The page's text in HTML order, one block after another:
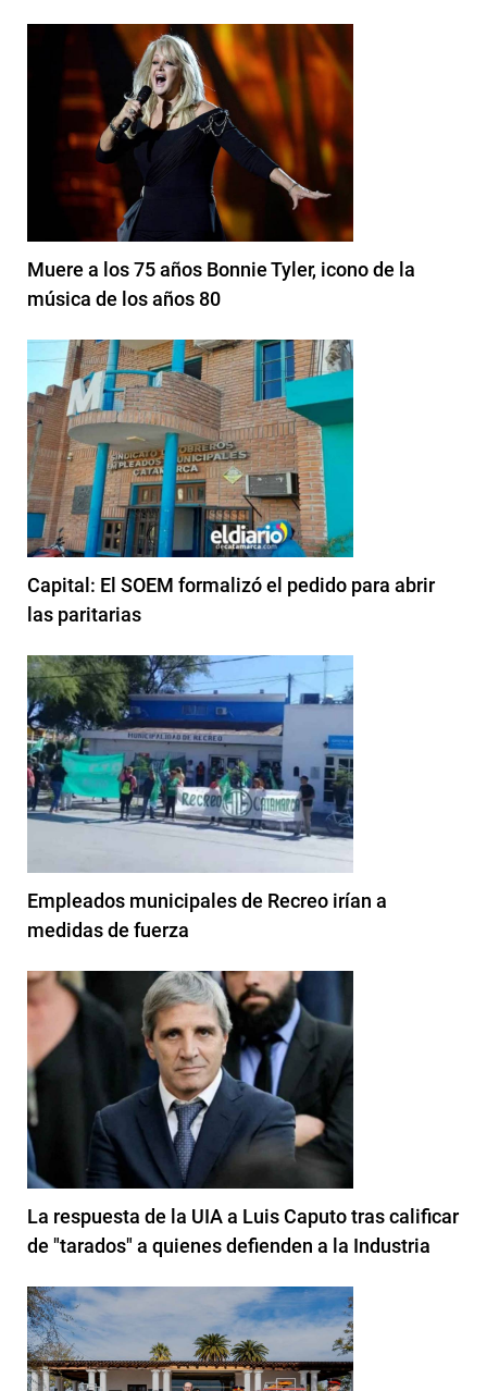
Muere a los 75 años Bonnie Tyler, icono de la
música de los años 80
Capital: El SOEM formalizó el pedido para abrir
las paritarias
Empleados municipales de Recreo irían a
medidas de fuerza
La respuesta de la UIA a Luis Caputo tras calificar
de "tarados" a quienes defienden a la Industria